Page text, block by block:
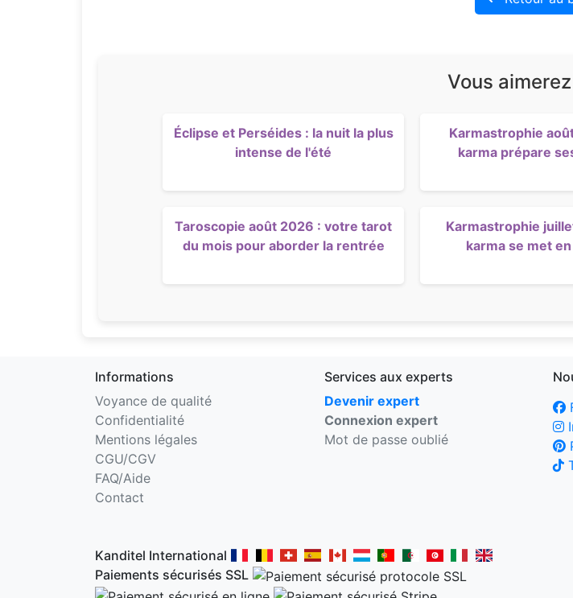
Vous
Éclipse et Perséides : la nuit la plus
intense de l'été
Karmastrophie
karma prépare
Taroscopie août 2026 : votre tarot
du mois pour aborder la rentrée
Karmastrophie
karma se met
Informations
Voyance de qualité
Confidentialité
Mentions légales
CGU/CGV
FAQ/Aide
Contact
Services aux experts
Devenir expert
Connexion expert
Mot de passe oublié
Kanditel International
Paiements sécurisés SSL